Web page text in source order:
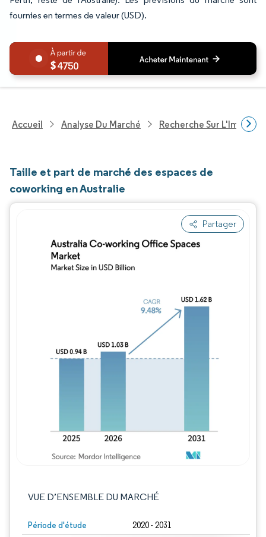
fournies en termes de valeur (USD).
4750
Accueil Analyse Du Marché Recherche Sur
Taille et part de marché des espaces de
coworking en Australie
Partager
VUE D’ENSEMBLE DU MARCHÉ
Période d'étude 2020 - 2031
Image © Mordor Intelligence. La